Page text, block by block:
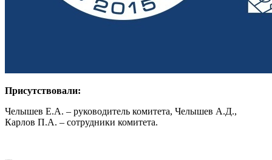
Присутствовали:
Челышев Е.А. – руководитель комитета, Челышев А.Д.,
Карлов П.А. – сотрудники комитета.